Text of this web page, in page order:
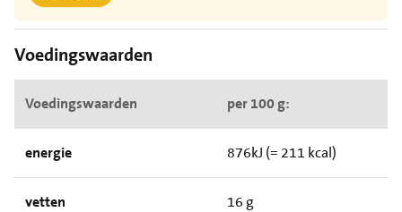
Voedingswaarden
Voedingswaarden per 100 g:
energie 876kJ (= 211 kcal)
vetten 16 g